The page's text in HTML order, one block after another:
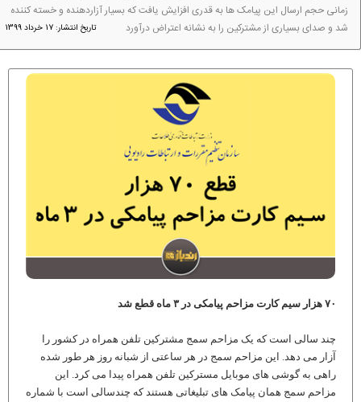
زمانی حجم ارسال این پیامک ها به قدری افزایش یافت که بسیار آزاردهنده و خسته کننده
شد و صدای بسیاری از مشترکین را به نشانه اعتراض درآورد
تاریخ انتشار: 17 خرداد 1399
۷۰ هزار سیم کارت مزاحم پیامکی در ۳ ماه قطع شد
چند سالی است که یک مزاحم سمج مشترکین تلفن همراه در کشور را
آزار می دهد. این مزاحم سمج در هر ساعتی از شبانه روز هر طور شده
راهی به گوشی های موبایل مسترکین تلفن همراه پیدا می کرد. این
مزاحم سمج همان پیامک های تبلیغاتی هستند که چندسالی است با شماره